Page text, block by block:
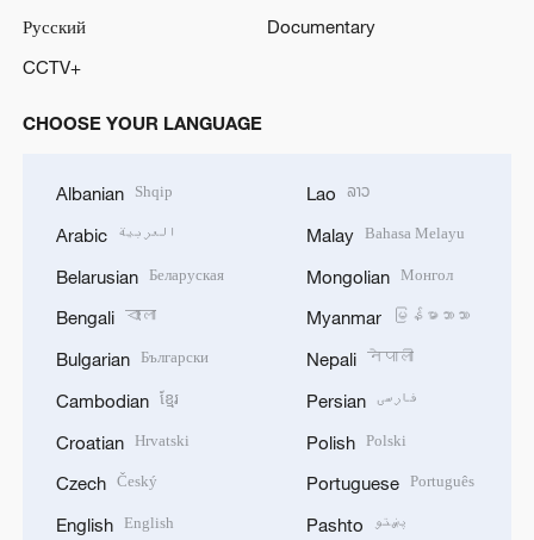
Русский
Documentary
CCTV+
CHOOSE YOUR LANGUAGE
Albanian Shqip
Arabic العربية
Belarusian Беларуская
Bengali বাংলা
Bulgarian Български
Cambodian ខ្មែរ
Croatian Hrvatski
Czech Český
English English
Lao ລາວ
Malay Bahasa Melayu
Mongolian Монгол
Myanmar မြန်မာဘာသာ
Nepali नेपाली
Persian فارسی
Polish Polski
Portuguese Português
Pashto پښتو